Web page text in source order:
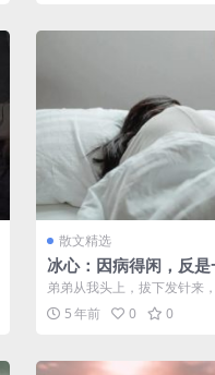
散文精选
冰心：因病得闲，反
弟弟从我头上，拔下发针来
一本新寄来的月刊。看完了
来...5 年前 0 0